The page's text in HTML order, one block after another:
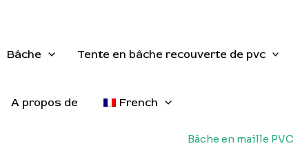
Bâche Tente en bâche recouverte de pvc
A propos de French
Bâche en maille PVC